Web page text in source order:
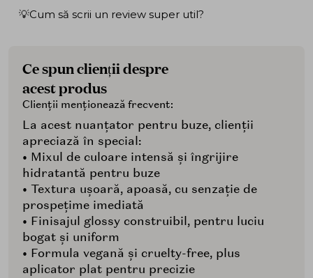
💡Cum să scrii un review super util?
Ce spun clienții despre
acest produs
Clienții menționează frecvent:
La acest nuanțator pentru buze, clienții
apreciază în special:
• Mixul de culoare intensă și îngrijire
hidratantă pentru buze
• Textura ușoară, apoasă, cu senzație de
prospețime imediată
• Finisajul glossy construibil, pentru luciu
bogat și uniform
• Formula vegană și cruelty-free, plus
aplicator plat pentru precizie